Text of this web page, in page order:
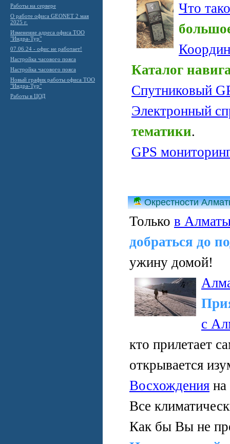
Что
Каталог
Спутниковый
Электронный
тематики.
GPS
Окрестности
Только в
добраться до
ужину домой!
с
кто прилетает
открывается
Восхождения
Все
Как бы Вы не
Работы на сервере
О работе офиса GEONET 2 мая
2025 г.
Изменение адреса офиса ТОО
"Индра-Тур"
07.06.24 - офис не работает!
Настройка часового пояса
Настройка часового пояса
Новый график работы офиса ТОО
"Индра-Тур"
Работы в ЦОД